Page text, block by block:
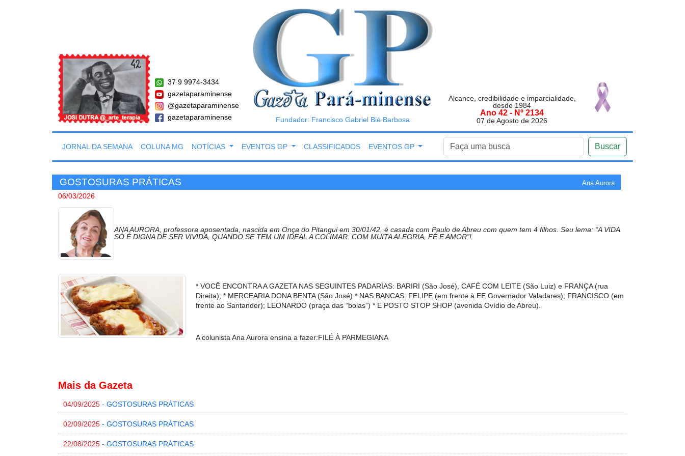
37 9 9974-3434
gazetaparaminense
@gazetaparaminense
gazetaparaminense
Fundador: Francisco Gabriel Bié Barbosa
Alcance, credibilidade e imparcialidade,
desde 1984
Ano 42 - Nº 2134
07 de Agosto de 2026
JORNAL DA SEMANA COLUNA MG NOTÍCIAS EVENTOS GP CLASSIFICADOS EVENTOS GP Buscar
GOSTOSURAS PRÁTICAS Ana Aurora
06/03/2026
ANA AURORA, professora aposentada, nascida em Onça do Pitangui em 30/01/42, é casada com Paulo de Abreu com quem tem 4 filhos. Seu lema: “A VIDA
SÓ É DIGNA DE SER VIVIDA, QUANDO SE TEM UM IDEAL A COLIMAR: COM MUITA ALEGRIA, FÉ E AMOR”!
* VOCÊ ENCONTRA A GAZETA NAS SEGUINTES PADARIAS: BARIRI (São José), CAFÉ COM LEITE (São Luiz) e FRANÇA (rua
Direita); * MERCEARIA DONA BENTA (São José) * NAS BANCAS: FELIPE (em frente à EE Governador Valadares); FRANCISCO (em
frente ao Santander); LEONARDO (praça das “bolas”) * E POSTO STOP SHOP (avenida Ovídio de Abreu).
A colunista Ana Aurora ensina a fazer:FILÉ À PARMEGIANA
Mais da Gazeta
04/09/2025 - GOSTOSURAS PRÁTICAS
02/09/2025 - GOSTOSURAS PRÁTICAS
22/08/2025 - GOSTOSURAS PRÁTICAS